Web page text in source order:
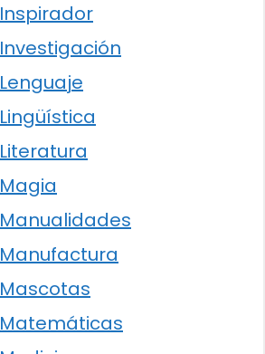
Inspirador
Investigación
Lenguaje
Lingüística
Literatura
Magia
Manualidades
Manufactura
Mascotas
Matemáticas